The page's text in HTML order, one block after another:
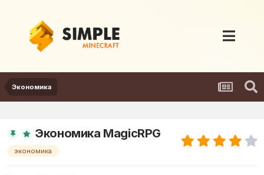
Экономика
Экономика MagicRPG
экономика